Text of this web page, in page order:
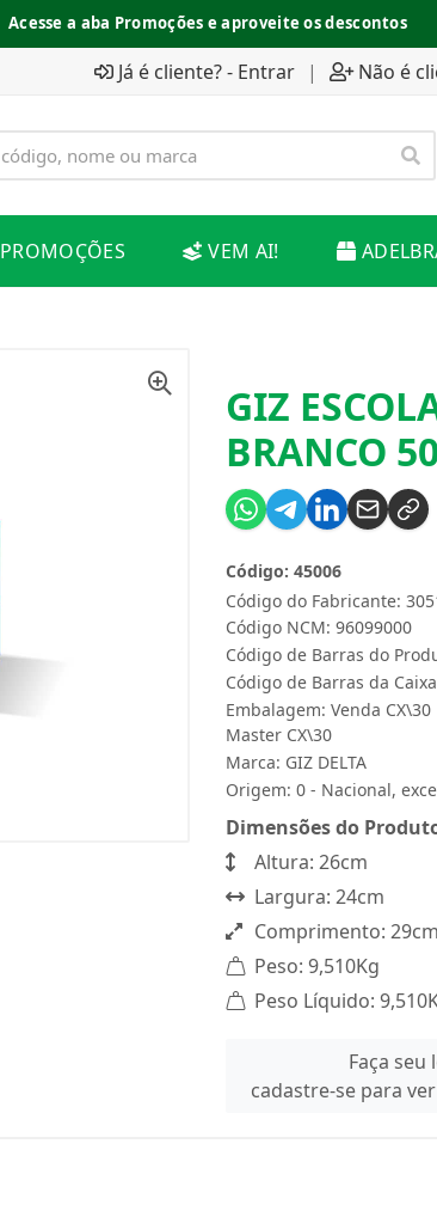
Acesse a aba Promoções e aproveite os descontos
Já é cliente? - Entrar | Não é
PROMOÇÕES VEM AI!
GIZ
BRANCO
Código do Fabricante:
Código: 45006
Código NCM: 96099000
Código de Barras do
Código de Barras da
Embalagem: Venda CX\30
Master CX\30
Marca: GIZ DELTA
Origem: 0 - Nacional,
Dimensões do
Altura: 26cm
Largura: 24cm
Comprimento: 29cm
Peso: 9,510Kg
Peso Líquido:
Faça seu
cadastre-se para